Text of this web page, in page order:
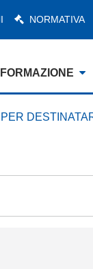
NORMATIVA
FORMAZIONE